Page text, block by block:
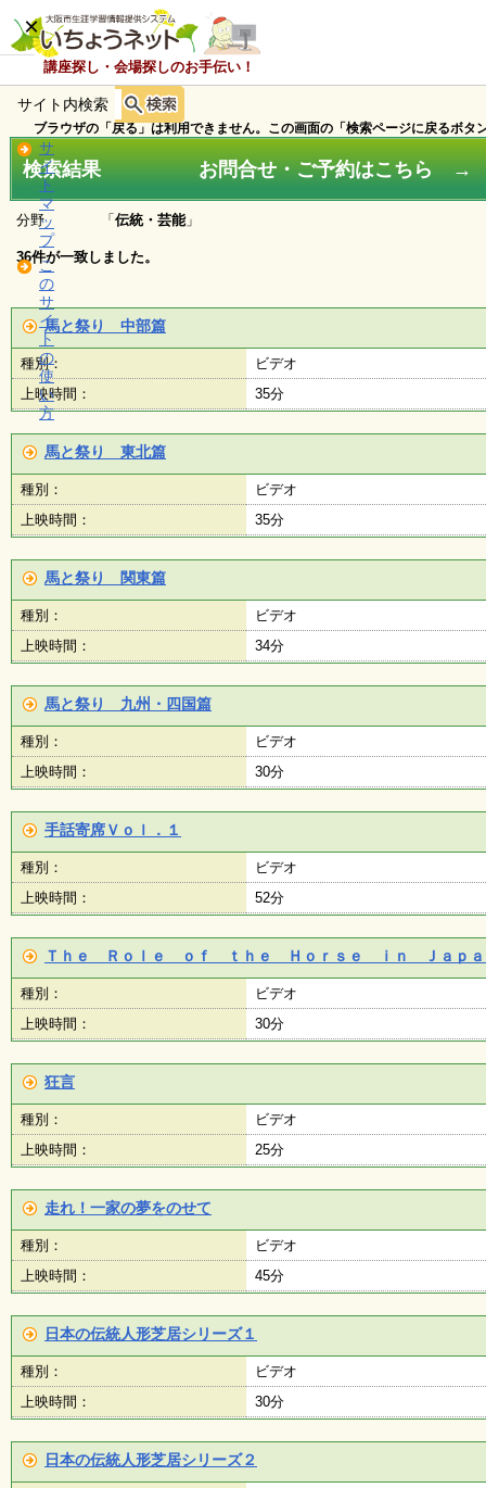
講座探し・会場探しのお手伝い！
×
ホ
ー
ム
お
知
ら
せ
講
座
・
イ
ベ
ン
ト
施
状
況
・
予
約
い
ち
ょ
う
並
展
覧
会
・
展
会
・
ギ
ャ
ラ
リ
ー
オ
ン
ラ
イ
ン
マ
ガ
ン
い
ち
ょ
う
並
サイト内検索
サ
イ
ト
マ
ッ
プ
こ
の
サ
イ
ト
の
使
い
方
ブラウザの「戻る」は利用できません。この画面の「検索ページに戻るボタ
検索結果 お問合せ・ご予約はこちら → ０
分野 「 伝統・芸能」
36件が一致しました。
馬と祭り 中部篇
種別：
ビデオ
上映時間：
35分
馬と祭り 東北篇
種別：
ビデオ
上映時間：
35分
馬と祭り 関東篇
種別：
ビデオ
上映時間：
34分
馬と祭り 九州・四国篇
種別：
ビデオ
上映時間：
30分
手話寄席Ｖｏｌ．１
種別：
ビデオ
上映時間：
52分
Ｔｈｅ Ｒｏｌｅ ｏｆ ｔｈｅ Ｈｏｒｓｅ ｉｎ Ｊａｐａ
種別：
ビデオ
上映時間：
30分
狂言
種別：
ビデオ
上映時間：
25分
走れ！一家の夢をのせて
種別：
ビデオ
上映時間：
45分
日本の伝統人形芝居シリーズ１
種別：
ビデオ
上映時間：
30分
日本の伝統人形芝居シリーズ２